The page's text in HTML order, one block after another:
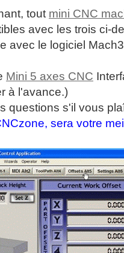
tout mini CNC
avec les trois ci-
avec le logiciel
Mini 5 axes CNC
à l'avance.)
questions s'il vous
sera votre